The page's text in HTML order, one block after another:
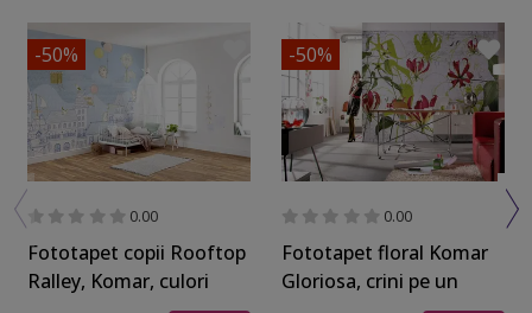
-50%
0.00
Fototapet copii Rooftop
Ralley, Komar, culori
-50%
0.00
Fototapet floral Komar
Gloriosa, crini pe un